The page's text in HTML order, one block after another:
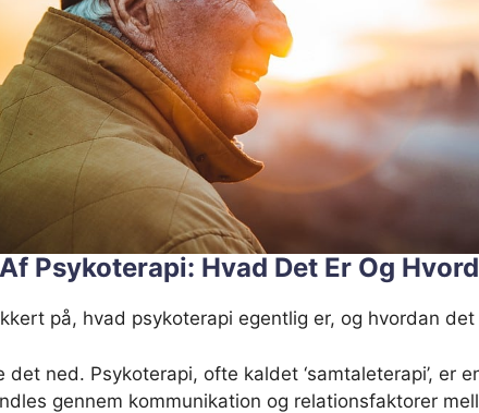
Psykoterapi: Hvad Det Er Og
på, hvad psykoterapi egentlig er, og hvordan det
det ned. Psykoterapi, ofte kaldet ‘samtaleterapi’, er
gennem kommunikation og relationsfaktorer